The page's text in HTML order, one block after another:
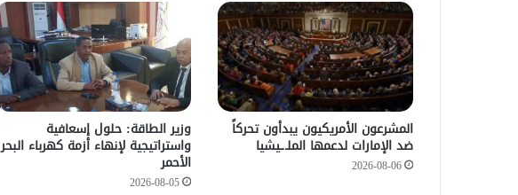
المشرعون الأمريكيون يبدأون تحركاً
ضد الإمارات لدعمها الملـ.ـيشيا
2026-08-06
وزير الطاقة: حلول إسعافية
واستراتيجية لإنهاء أزمة كهرباء البحر
الأحمر
2026-08-05